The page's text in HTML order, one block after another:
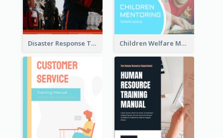
Disaster Response Training Manual Children Welfare Mentor Training Manual